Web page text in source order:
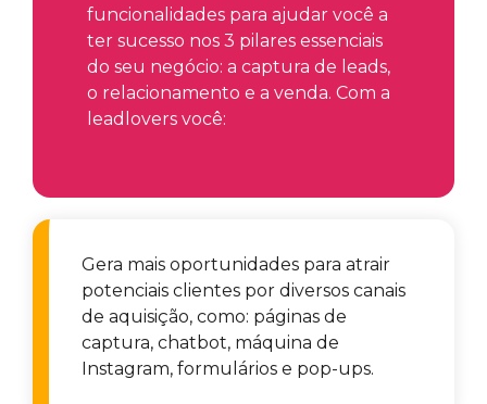
funcionalidades para ajudar você a
ter sucesso nos 3 pilares essenciais
do seu negócio: a captura de leads,
o relacionamento e a venda. Com a
leadlovers você:
Gera mais oportunidades para atrair
potenciais clientes por diversos canais
de aquisição, como: páginas de
captura, chatbot, máquina de
Instagram, formulários e pop-ups.